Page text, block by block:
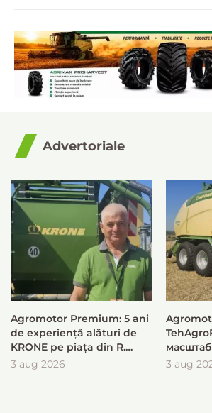
Advertoriale
Agromotor Premium: 5 ani
de experiență alături de
KRONE pe piața din R.
Moldova
3 aug 2026
KRONE
3 aug